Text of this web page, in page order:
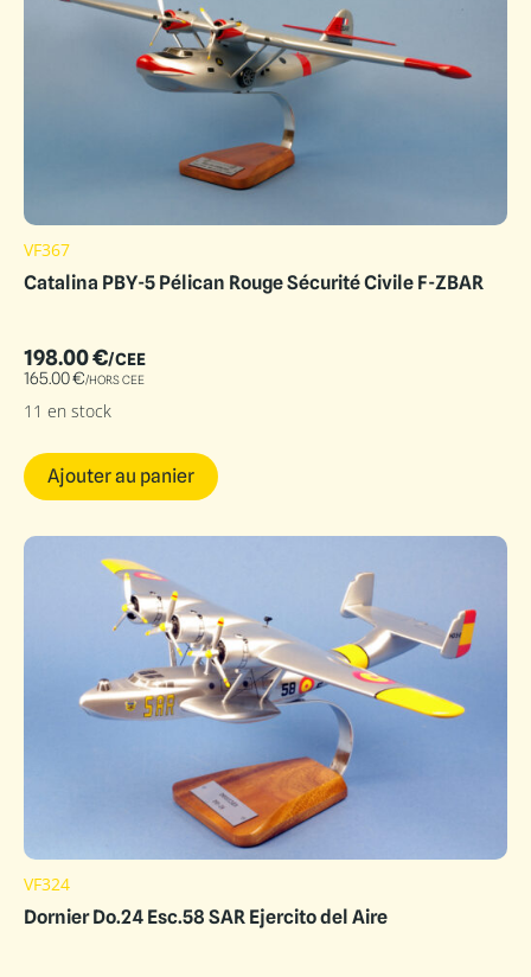
VF367
Catalina PBY-5 Pélican Rouge Sécurité Civile F-ZBAR
198.00€/CEE
165.00€/HORS CEE
11 en stock
Ajouter au panier
VF324
Dornier Do.24 Esc.58 SAR Ejercito del Aire